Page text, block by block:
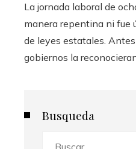
La jornada laboral de
manera repentina ni fue
de leyes estatales.
gobiernos la
Busqueda